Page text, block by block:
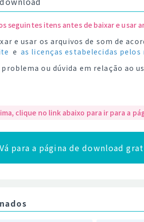
seguintes itens antes de baixar e usar
e usar os arquivos de som de
e as licenças estabelecidas
ou dúvida em relação ao
clique no link abaixo para ir para a
Vá para a página de download